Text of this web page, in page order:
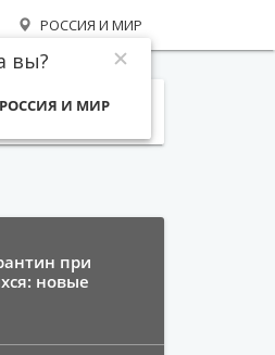
РОССИЯ И МИР
вы?
РОССИЯ И МИР
при
новые